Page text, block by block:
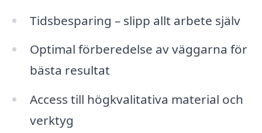
Tidsbesparing – slipp allt arbete själv
Optimal förberedelse av väggarna för
bästa resultat
Access till högkvalitativa material och
verktyg